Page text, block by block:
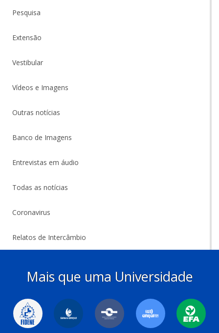
Pesquisa
Extensão
Vestibular
Vídeos e Imagens
Outras notícias
Banco de Imagens
Entrevistas em áudio
Todas as notícias
Coronavirus
Relatos de Intercâmbio
Mais que uma Universidade